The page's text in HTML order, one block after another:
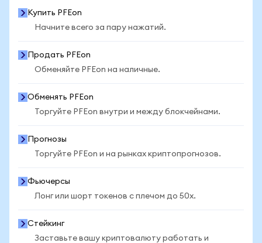
Купить PFEon
Начните всего за пару нажатий.
Продать PFEon
Обменяйте PFEon на наличные.
Обменять PFEon
Торгуйте PFEon внутри и между блокчейнами.
Прогнозы
Торгуйте PFEon и на рынках криптопрогнозов.
Фьючерсы
Лонг или шорт токенов с плечом до 50x.
Стейкинг
Заставьте вашу криптовалюту работать и